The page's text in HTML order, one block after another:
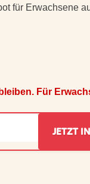
für Erwachsene
Für